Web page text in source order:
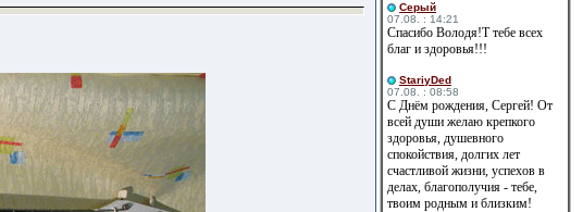
Cерый
07.08. : 14:21
Спасибо Володя!Т тебе всех
благ и здоровья!!!
StariyDed
07.08. : 08:58
С Днём рождения, Сергей! От
всей души желаю крепкого
здоровья, душевного
спокойствия, долгих лет
счастливой жизни, успехов в
делах, благополучия - тебе,
твоим родным и близким!